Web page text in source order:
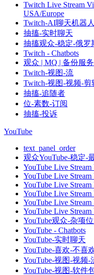
Twitch Live Stream
USA/Europe
Twitch-AI聊天机器人
抽搐-实时聊天
抽搐观众-稳定-俄罗
Twitch - Chatbots
观众 | MQ | 备份服
Twitch-视图-流
Twitch-视图-视频-剪
抽搐-追随者
位-素数-订阅
抽搐-投诉
YouTube
text_panel_order
观众YouTube-稳定-
YouTube Live
YouTube Live
YouTube Live
YouTube Live
YouTube Live
YouTube Live
YouTube观众-杂项
YouTube - Chatbots
YouTube-实时聊天
YouTube-喜欢-不喜
YouTube-视图-视频-
YouTube-视图-软件